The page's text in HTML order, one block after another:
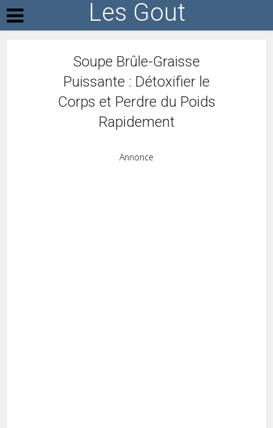
Les Gout
Soupe Brûle-Graisse
Puissante : Détoxifier le
Corps et Perdre du Poids
Rapidement
Annonce